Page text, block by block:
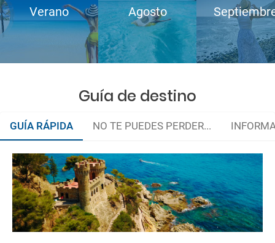
Verano Agosto
Guía de destino
GUÍA RÁPIDA NO TE PUEDES PERDER...
Organiza tu viaje
¿Cómo llegar?
¿Dónde alojarse?
Gastronomía
La documentación de tu reserva te será enviada por mail en el
momento que el pago de la reserva esté realizado completamente.
Respecto a las tarjetas de embarque, casi todas las compañías aéreas
tienen ya todos sus billetes electrónicos por lo que podrás obtenerlas